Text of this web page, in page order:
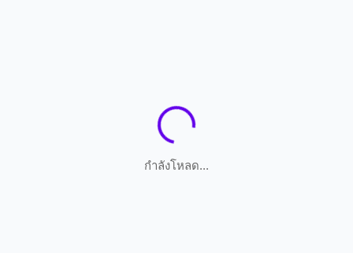
กำลังโหลด...